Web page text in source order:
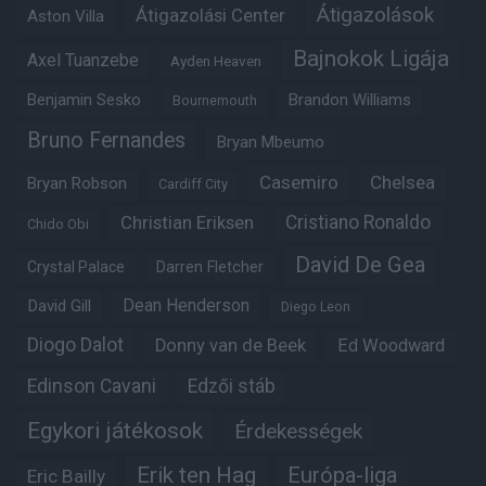
Aston Villa Átigazolási Center Átigazolások
Axel Tuanzebe Ayden Heaven Bajnokok Ligája
Benjamin Sesko Bournemouth Brandon Williams
Bruno Fernandes Bryan Mbeumo
Bryan Robson Cardiff City Casemiro Chelsea
Chido Obi Christian Eriksen Cristiano Ronaldo
Crystal Palace Darren Fletcher David De Gea
David Gill Dean Henderson Diego Leon
Diogo Dalot Donny van de Beek Ed Woodward
Edinson Cavani Edzői stáb
Egykori játékosok Érdekességek
Eric Bailly Erik ten Hag Európa-liga